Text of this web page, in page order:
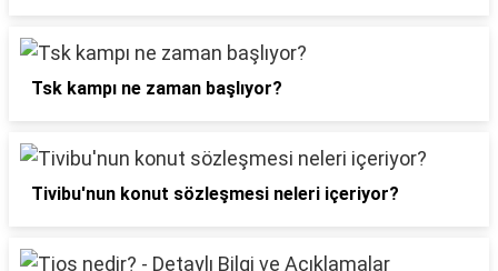
Tsk kampı ne zaman başlıyor?
Tivibu'nun konut sözleşmesi neleri içeriyor?